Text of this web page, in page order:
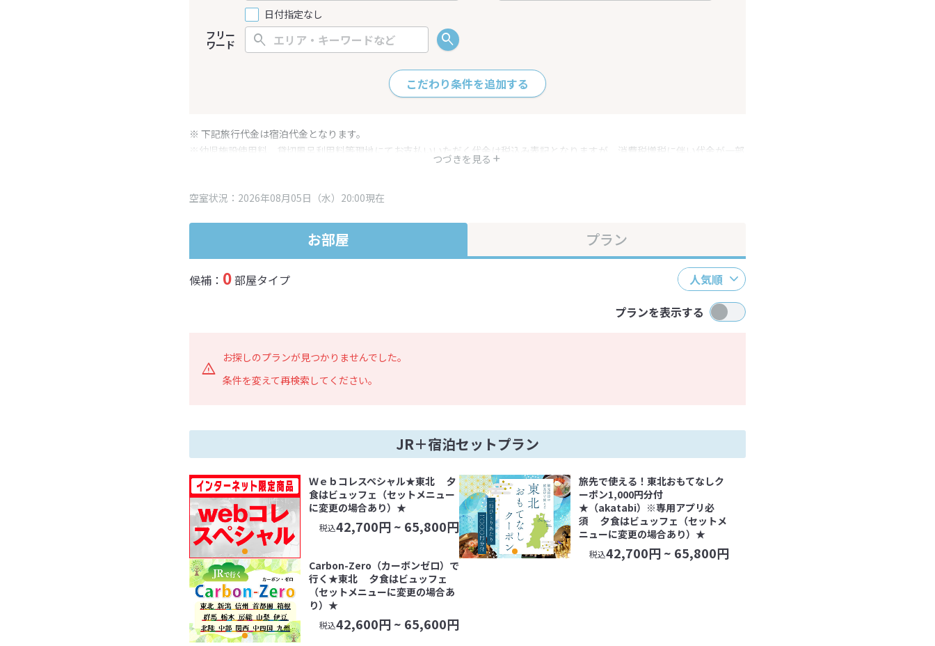
日付指定なし
フリー
ワード
こだわり条件を追加する
つづきを見る
※ 下記旅行代金は宿泊代金となります。
※幼児施設使用料、貸切風呂利用料等現地にてお支払いいただく代金は税込み表記となりますが、消費税増税に伴い代金が一部
空室状況：2026年08月05日（水）20:00現在
お部屋 プラン
候補： 0部屋タイプ
人気順
プランを表示する
お探しのプランが見つかりませんでした。
条件を変えて再検索してください。
JR＋宿泊セットプラン
Ｗｅｂコレスペシャル★東北 夕
食はビュッフェ（セットメニュー
に変更の場合あり）★
税込42,700円 ~ 65,800円
旅先で使える！東北おもてなしク
ーポン1,000円分付
★（akatabi）※専用アプリ必
須 夕食はビュッフェ（セットメ
ニューに変更の場合あり）★
税込42,700円 ~ 65,800円
Carbon-Zero（カーボンゼロ）で
行く★東北 夕食はビュッフェ
（セットメニューに変更の場合あ
り）★
税込42,600円 ~ 65,600円